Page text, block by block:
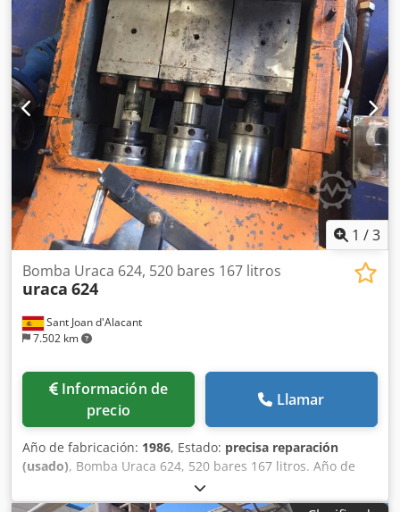
1 /3
Sant Joan d'Alacant
7.502 km
Bomba Uraca 624, 520 bares 167 litros
uraca 624
Información de
precio
Llamar
Año de fabricación: 1986, Estado: precisa reparación
(usado), Bomba Uraca 624, 520 bares 167 litros. Año de
fabricación 1986. Tiene las válvulas para repasar. Cjdpfxjh
Tydxs Al Rsrf